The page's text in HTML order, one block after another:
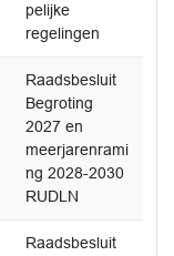
pelijke
regelingen
Raadsbesluit
Begroting
2027 en
meerjarenrami
ng 2028-2030
RUDLN
Raadsbesluit